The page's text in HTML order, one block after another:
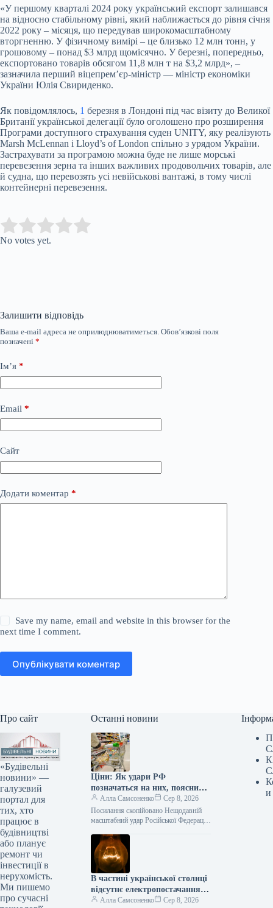
«У першому кварталі 2024 року український експорт залишався
на відносно стабільному рівні, який наближається до рівня січня
2022 року – місяця, що передував широкомасштабному
вторгненню. У фізичному вимірі – це близько 12 млн тонн, у
грошовому – понад $3 млрд щомісячно. У березні, попередньо,
експортовано товарів обсягом 11,8 млн т на $3,2 млрд», –
зазначила перший віцепрем’єр-міністр — міністр економіки
України Юлія Свириденко.
Як повідомлялось, 1 березня в Лондоні під час візиту до Великої
Британії української делегації було оголошено про розширення
Програми доступного страхування суден UNITY, яку реалізують
Marsh McLennan і Lloyd’s of London спільно з урядом України.
Застрахувати за програмою можна буде не лише морські
перевезення зерна та інших важливих продовольчих товарів, але
й судна, що перевозять усі невійськові вантажі, в тому числі
контейнерні перевезення.
Rate this item:
No votes yet.
Залишити відповідь
Ваша e-mail адреса не оприлюднюватиметься. Обов’язкові поля
позначені *
Ім’я *
Email *
Сайт
Додати коментар *
Save my name, email and website in this browser for the
next time I comment.
Опублікувати коментар
Про сайт
«Будівельні
новини» —
галузевий
портал для
тих, хто
працює в
будівництві
або планує
ремонт чи
інвестиції в
нерухомість.
Ми пишемо
про сучасні
Останні новини
Ціни: Як удари РФ
позначаться на них, пояснили
в Асоціації ритейлерів
Алла Самсоненко
Сер 8, 2026
Посилання скопійовано Нещодавній
масштабний удар Російської Федерації
одним з найвідчутніших ударів по
українському рітейлу. Проте, за
В частині української столиці
відсутнє електропостачання
внаслідок аварійної ситуації.
Алла Самсоненко Сер 8, 2026
и